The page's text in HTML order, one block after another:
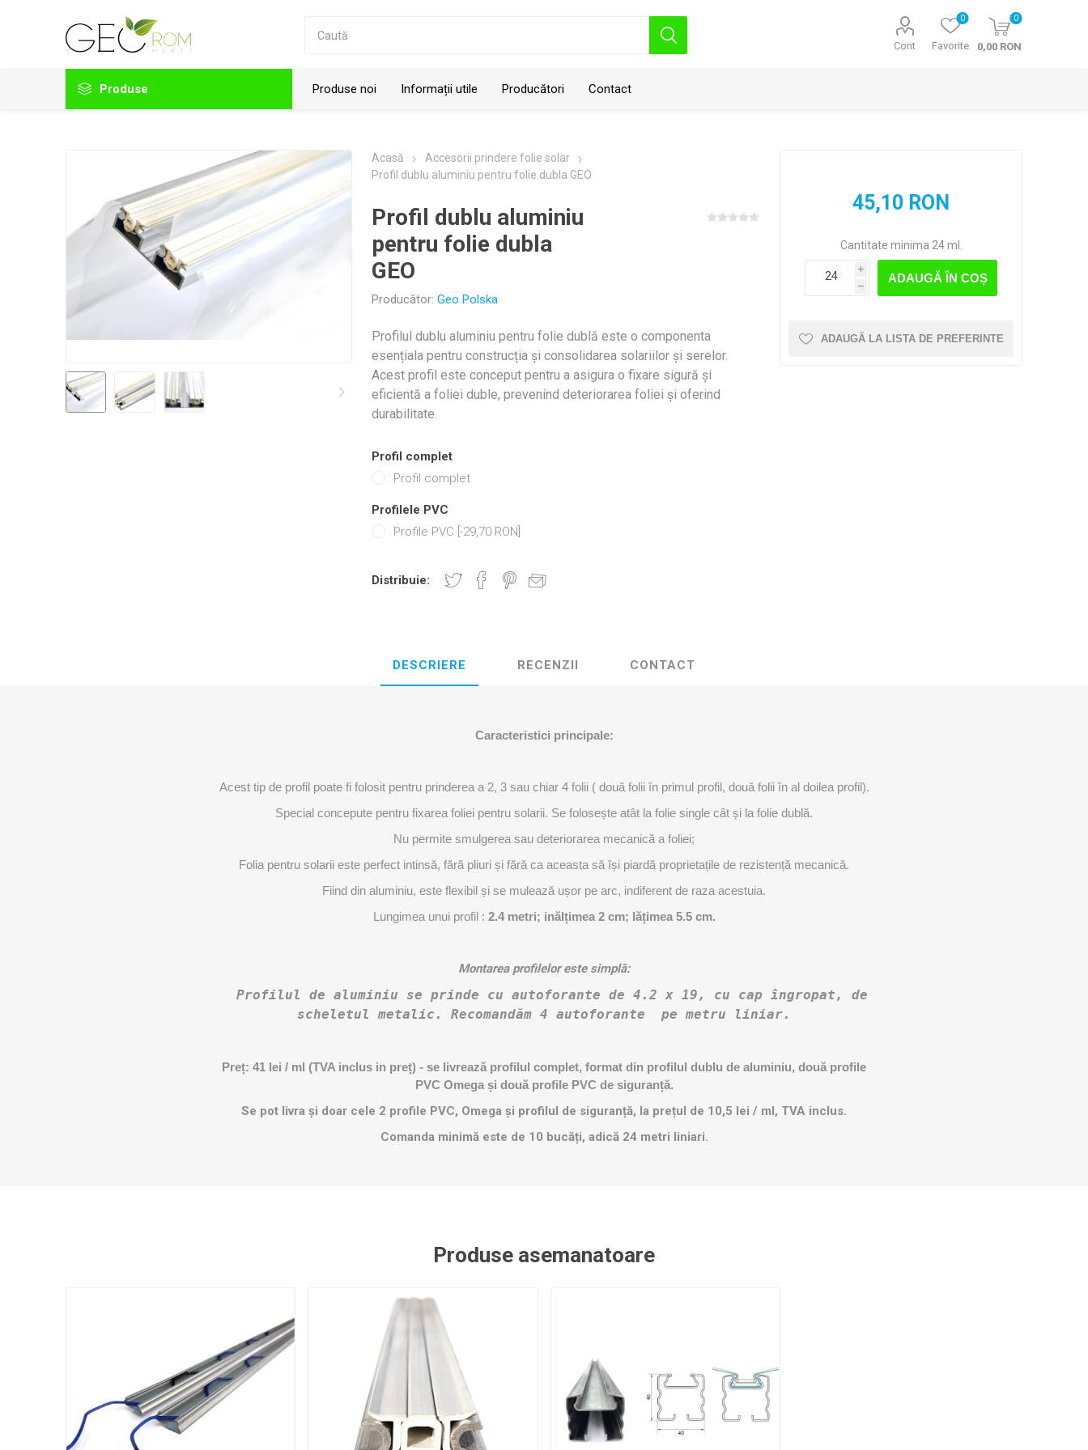
Cont Favorite
0 0
0,00 RON
Produse
Agrotextil
Accesorii prindere folie solar
Accesorii solar
Plasa de umbrire
Plasa protectie
Sisteme irigare
Produse noi Informații utile Producători
Plastika Kritis Geo Polska
Contact
Acasă
Accesorii prindere folie solar
Profil dublu aluminiu pentru folie dubla GEO
Profil dublu aluminiu
pentru folie dubla
GEO
Producător: Geo Polska
Profilul dublu aluminiu pentru folie dublă este o componenta
esențiala pentru construcția și consolidarea solariilor și serelor.
Acest profil este conceput pentru a asigura o fixare sigură și
eficientă a foliei duble, prevenind deteriorarea foliei și oferind
durabilitate.
Profil complet
Profil complet
Profilele PVC
Profile PVC [-29,70 RON]
Distribuie:
45,10 RON
Cantitate minima 24 ml.
i
h
ADAUGĂ ÎN COȘ
ADAUGĂ LA LISTA DE PREFERINTE
DESCRIERE RECENZII CONTACT
Caracteristici principale:
Acest tip de profil poate fi folosit pentru prinderea a 2, 3 sau chiar 4 folii ( două folii în primul profil, două folii în al doilea profil).
Special concepute pentru fixarea foliei pentru solarii. Se folosește atât la folie single cât și la folie dublă.
Nu permite smulgerea sau deteriorarea mecanică a foliei;
Folia pentru solarii este perfect intinsă, fără pliuri și fără ca aceasta să își piardă proprietațile de rezistență mecanică.
Fiind din aluminiu, este flexibil și se mulează ușor pe arc, indiferent de raza acestuia.
Lungimea unui profil : 2.4 metri; inălțimea 2 cm; lățimea 5.5 cm.
Montarea profilelor este simplă:
Profilul de aluminiu se prinde cu autoforante de 4.2 x 19, cu cap îngropat, de
scheletul metalic. Recomandăm 4 autoforante pe metru liniar.
Preț: 41 lei / ml (TVA inclus in preț) - se livrează profilul complet, format din profilul dublu de aluminiu, două profile
PVC Omega și două profile PVC de siguranță.
Se pot livra și doar cele 2 profile PVC, Omega și profilul de siguranță, la prețul de 10,5 lei / ml, TVA inclus.
Comanda minimă este de 10 bucăți, adică 24 metri liniari.
Produse asemanatoare